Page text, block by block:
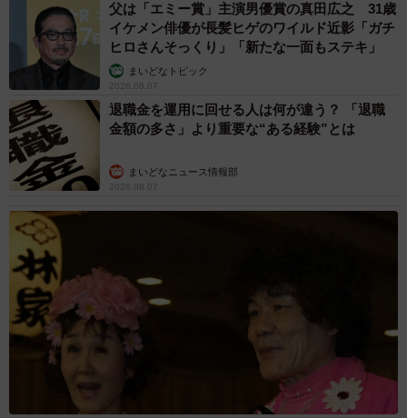
4/14
車の下を覗き安否を確認した直後、元気に駆け寄りスリスリスリ…
♡（書き下ろしイラスト／提供：Ermineさん）
父は「エミー賞」主演男優賞の真田広之 31歳
イケメン俳優が長髪ヒゲのワイルド近影「ガチ
ヒロさんそっくり」「新たな一面もステキ」
まいどなトピック
2026.08.07
退職金を運用に回せる人は何が違う？ 「退職
金額の多さ」より重要な“ある経験”とは
まいどなニュース情報部
2026.08.07